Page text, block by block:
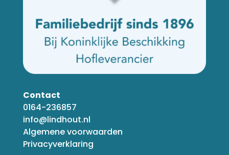
Contact
0164-236857
info@lindhout.nl
Algemene voorwaarden
Privacyverklaring